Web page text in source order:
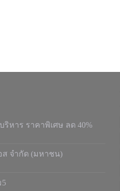
ริหาร ราคาพิเศษ ลด 40%
ส จำกัด (มหาชน)